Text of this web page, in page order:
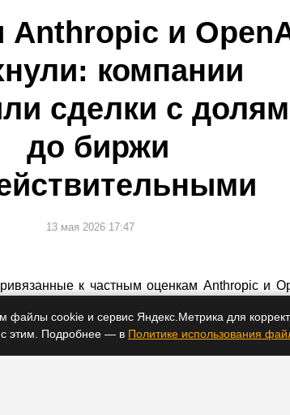
Anthropic и
компании
сделки с
до биржи
13 мая 2026 17:47
к частным оценкам Anthropic и
файлы cookie и сервис Яндекс.Метрика для
с этим. Подробнее — в Политике использования